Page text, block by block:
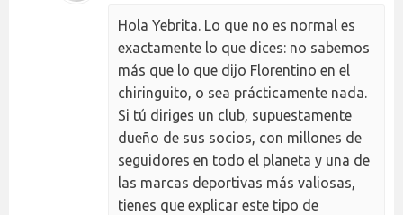
Hola Yebrita. Lo que no es normal es
exactamente lo que dices: no sabemos
más que lo que dijo Florentino en el
chiringuito, o sea prácticamente nada.
Si tú diriges un club, supuestamente
dueño de sus socios, con millones de
seguidores en todo el planeta y una de
las marcas deportivas más valiosas,
tienes que explicar este tipo de